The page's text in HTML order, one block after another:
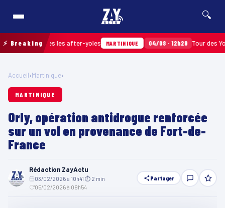
🔍
⚡ Breakingaprès les after-yoles MARTINIQUE 04/08 · 12h29 Tour des Yoles
Accueil›Martinique›
MARTINIQUE
Orly, opération antidrogue renforcée
sur un vol en provenance de Fort-de-
France
Rédaction ZayActu
03/02/2026 à 10h41 ⏱ 2 min
05/02/2026 à 08h54
Partager